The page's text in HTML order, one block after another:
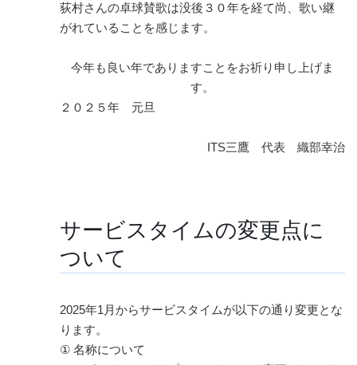
荻村さんの卓球賛歌は没後３０年を経て尚、歌い継
がれていることを感じます。
今年も良い年でありますことをお祈り申し上げま
す。
２０２５年 元旦
ITS三鷹 代表 織部幸治
サービスタイムの変更点に
ついて
2025年1月からサービスタイムが以下の通り変更とな
ります。
① 名称について